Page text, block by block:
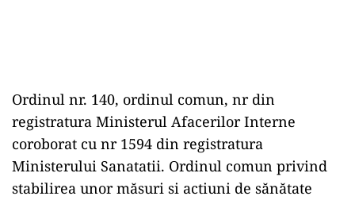
Ordinul nr. 140, ordinul comun, nr din
registratura Ministerul Afacerilor Interne
coroborat cu nr 1594 din registratura
Ministerului Sanatatii. Ordinul comun privind
stabilirea unor măsuri si actiuni de sănătate